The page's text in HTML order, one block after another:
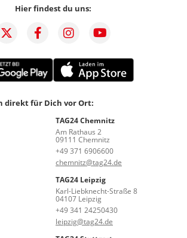
Hier findest du uns:
direkt für Dich vor Ort:
TAG24 Chemnitz
Am Rathaus 2
09111 Chemnitz
+49 371 6906600
chemnitz@tag24.de
TAG24 Leipzig
Karl-Liebknecht-Straße 8
04107 Leipzig
+49 341 24250430
leipzig@tag24.de